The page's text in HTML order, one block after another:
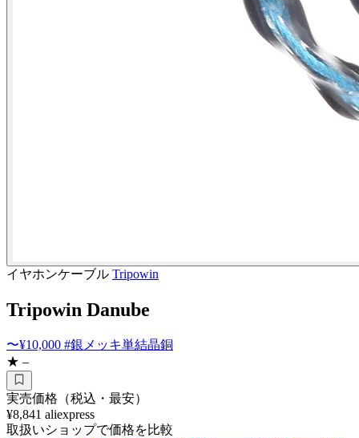
イヤホンケーブル Tripowin
Tripowin Danube
〜¥10,000 #銀メッキ単結晶銅
★ –
実売価格（税込・最安）
¥8,841 aliexpress
取扱いショップで価格を比較